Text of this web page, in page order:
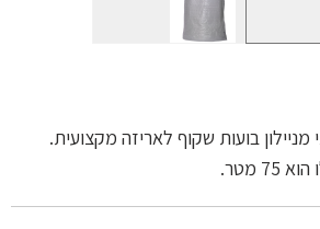
בועות שקוף לאריזה מקצועית.